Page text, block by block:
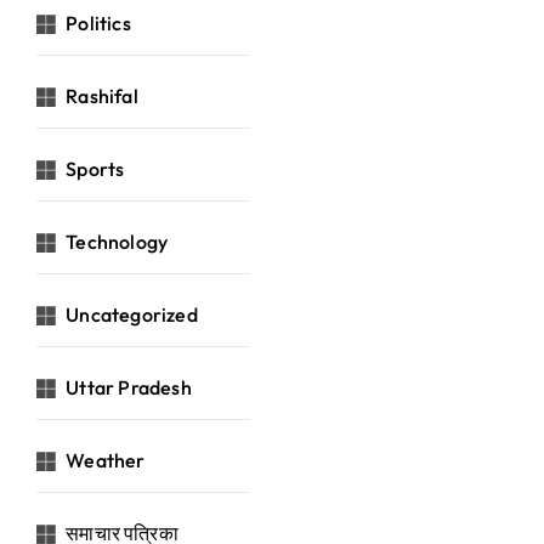
Politics
Rashifal
Sports
Technology
Uncategorized
Uttar Pradesh
Weather
समाचार पत्रिका